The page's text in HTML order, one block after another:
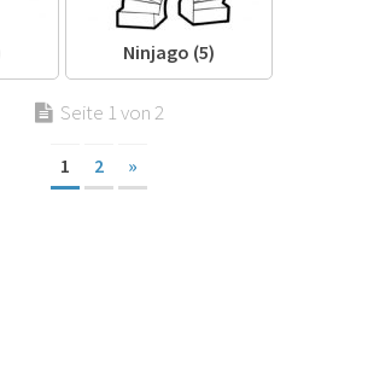
Ninjago (5)
Seite 1 von 2
1 2 »